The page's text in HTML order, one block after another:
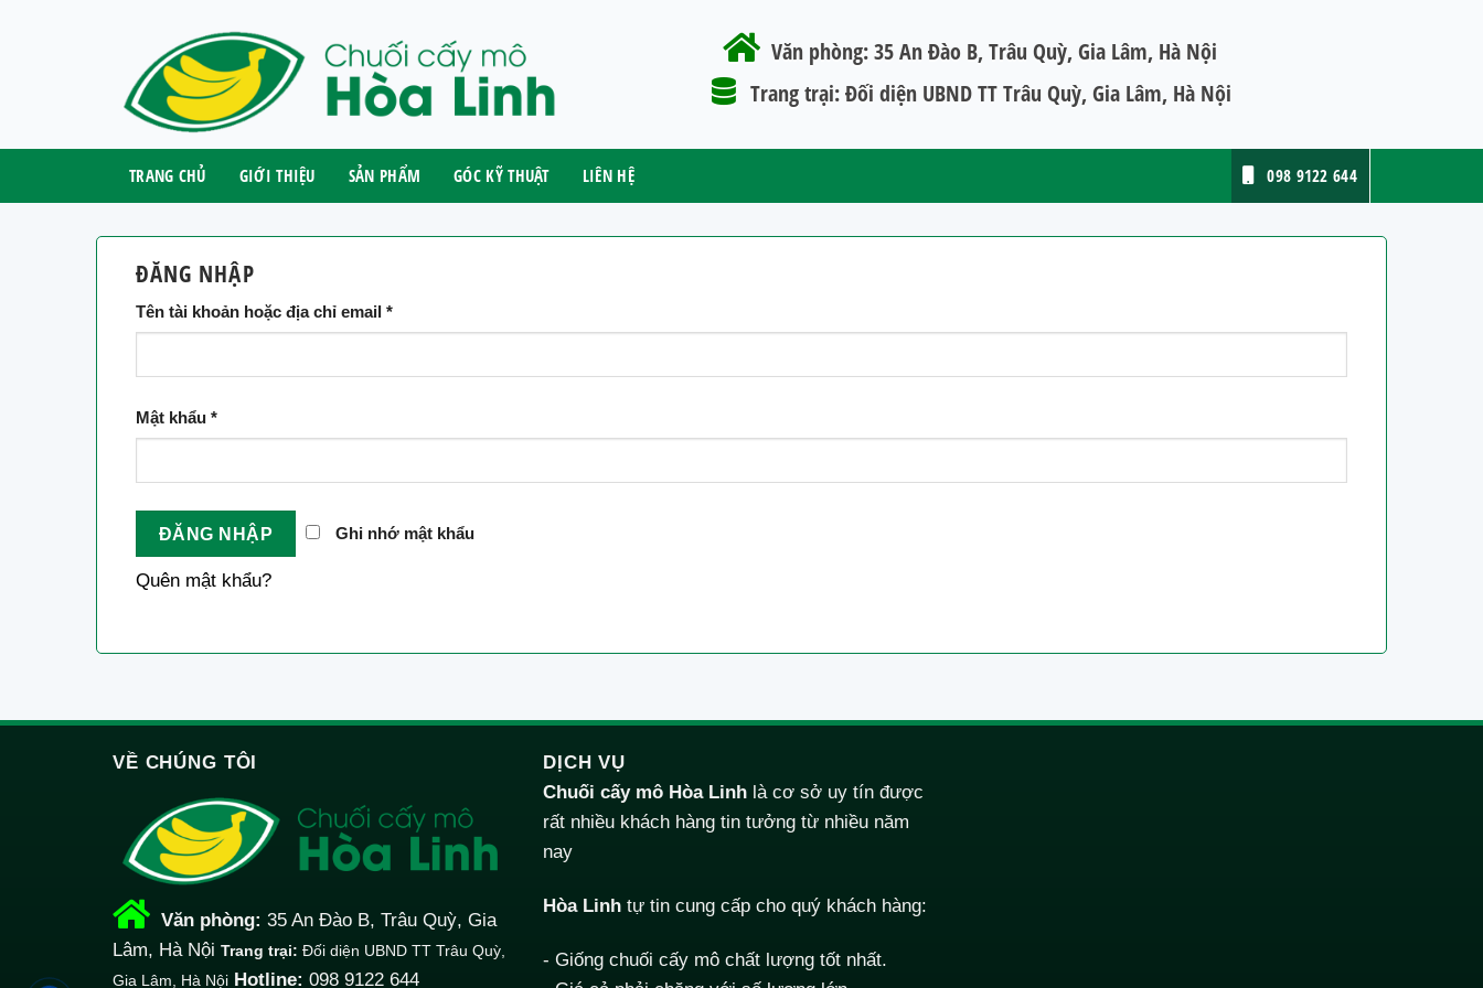
Văn phòng:35 An Đào B, Trâu Quỳ, Gia Lâm, Hà Nội
Trang trại:Đối diện UBND TT Trâu Quỳ, Gia Lâm, Hà Nội
TRANG CHỦ GIỚI THIỆU SẢN PHẨM GÓC KỸ THUẬT LIÊN HỆ 098 9122 644
ĐĂNG NHẬP
Tên tài khoản hoặc địa chỉ email *
Mật khẩu *
ĐĂNG NHẬP Ghi nhớ mật khẩu
Quên mật khẩu?
VỀ CHÚNG TÔI
Văn phòng: 35 An Đào B, Trâu Quỳ, Gia
Lâm, Hà Nội Trang trại: Đối diện UBND TT Trâu Quỳ,
Gia Lâm, Hà Nội Hotline: 098 9122 644
DỊCH VỤ
Chuối cấy mô Hòa Linhlà cơ sở uy tín được
rất nhiều khách hàng tin tưởng từ nhiều năm
nay
Hòa Linhtự tin cung cấp cho quý khách hàng:
- Giống chuối cấy mô chất lượng tốt nhất.